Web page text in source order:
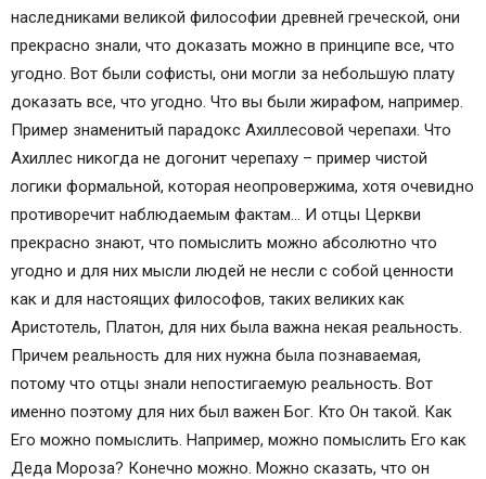
наследниками великой философии древней греческой, они
прекрасно знали, что доказать можно в принципе все, что
угодно. Вот были софисты, они могли за небольшую плату
доказать все, что угодно. Что вы были жирафом, например.
Пример знаменитый парадокс Ахиллесовой черепахи. Что
Ахиллес никогда не догонит черепаху – пример чистой
логики формальной, которая неопровержима, хотя очевидно
противоречит наблюдаемым фактам… И отцы Церкви
прекрасно знают, что помыслить можно абсолютно что
угодно и для них мысли людей не несли с собой ценности
как и для настоящих философов, таких великих как
Аристотель, Платон, для них была важна некая реальность.
Причем реальность для них нужна была познаваемая,
потому что отцы знали непостигаемую реальность. Вот
именно поэтому для них был важен Бог. Кто Он такой. Как
Его можно помыслить. Например, можно помыслить Его как
Деда Мороза? Конечно можно. Можно сказать, что он